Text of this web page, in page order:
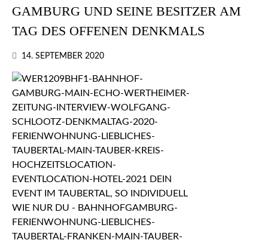
GAMBURG UND SEINE BESITZER AM
TAG DES OFFENEN DENKMALS
14. SEPTEMBER 2020